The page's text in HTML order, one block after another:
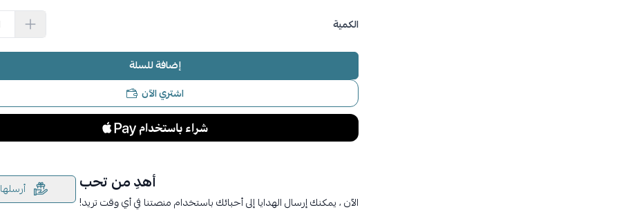
الكمية
إضافة للسلة
اشتري الآن
أهدِ من تحب
الآن ، يمكنك إرسال الهدايا إلى أحبائك باستخدام منصتنا في أي وقت تريد!